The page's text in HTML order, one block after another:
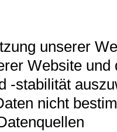
unserer
Website und
-stabilität
nicht